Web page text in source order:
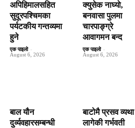
अपिहिमालसहित
सुदूरपश्चिमका
पर्यटकीय गन्तव्यमा
हुने
एक पाइलो -
August 6, 2026
क्युसेक नाघ्यो,
बनवासा पुलमा
चारपाङ्ग्रे
आवागमन बन्द
एक पाइलो -
August 6, 2026
बाल यौन
दुर्व्यवहारसम्बन्धी
बाटाेमै प्रसव व्यथा
लागेकी गर्भवती